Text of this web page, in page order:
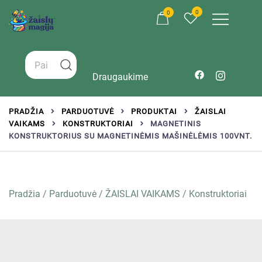
0 0
Draugaukime
PRADŽIA PARDUOTUVĖ PRODUKTAI
ŽAISLAI
VAIKAMS
KONSTRUKTORIAI
MAGNETINIS
KONSTRUKTORIUS SU MAGNETINĖMIS MAŠINĖLĖMIS 100VNT.
Pradžia / Parduotuvė / ŽAISLAI VAIKAMS / Konstruktoriai